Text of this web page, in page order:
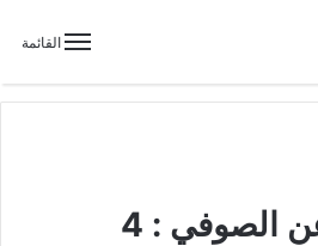
القائمة
حكم و أقوال عن الصوفي : 4